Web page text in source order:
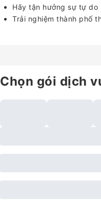
Hãy tận hưởng sự tự do
Trải nghiệm thành phố
Chọn gói dịch